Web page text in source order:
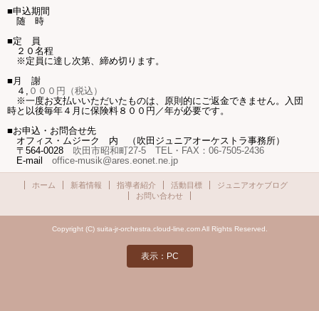
■申込期間
随 時
■定 員
２０名程
※定員に達し次第、締め切ります。
■月 謝
４ , ０００円（税込）
※一度お支払いいただいたものは、原則的にご返金できません。入団
時と以後毎年４月に保険料８００円／年が必要です。
■お申込・お問合せ先
オフィス・ムジーク 内 （吹田ジュニアオーケストラ事務所）
〒 564-0028 吹田市昭和町27-5 TEL ・ FAX ： 06-7505-2436
E-mail
office-musik@ares.eonet.ne.jp
ホーム 新着情報 指導者紹介 活動目標
ジュニアオケブログ
お問い合わせ
Copyright (C) suita-jr-orchestra.cloud-line.com All Rights Reserved.
表示：PC